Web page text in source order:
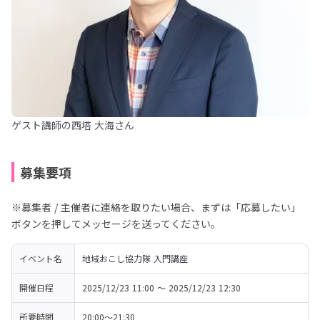
ゲスト講師の西塔 大海さん
募集要項
※募集者 / 主催者に連絡を取りたい場合、まずは「応募したい」
ボタンを押してメッセージを送ってください。
イベント名 地域おこし協力隊 入門講座
開催日程 2025/12/23 11:00 〜 2025/12/23 12:30
所要時間 20:00〜21:30